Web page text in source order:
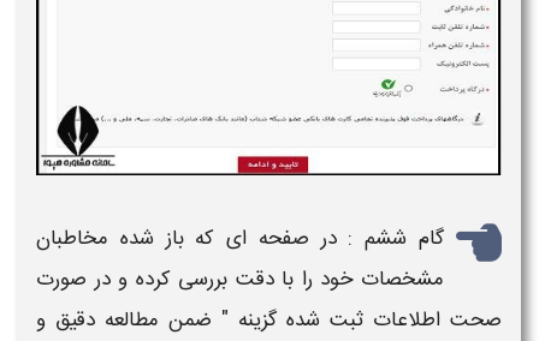
گام ششم : در صفحه ای که باز شده مخاطبان
مشخصات خود را با دقت بررسی کرده و در صورت
صحت اطلاعات ثبت شده گزینه " ضمن مطالعه دقیق و